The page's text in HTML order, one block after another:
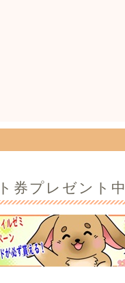
券プレゼント中